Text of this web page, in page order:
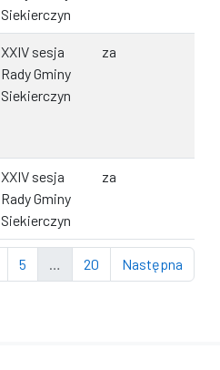
Siekierczyn
XXIV sesja
Rady Gminy
Siekierczyn
za
XXIV sesja
Rady Gminy
Siekierczyn
za
5 … 20 Następna